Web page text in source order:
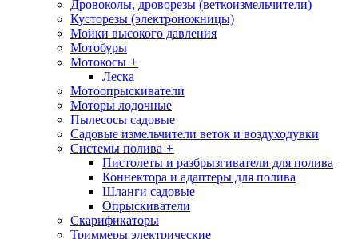
Дровоколы, дроворезы (веткоизмельчители)
Кусторезы (электроножницы)
Мойки высокого давления
Мотобуры
Мотокосы +
Леска
Мотоопрыскиватели
Моторы лодочные
Пылесосы садовые
Садовые измельчители веток и воздуходувки
Системы полива +
Пистолеты и разбрызгиватели для полива
Коннектора и адаптеры для полива
Шланги садовые
Опрыскиватели
Скарификаторы
Триммеры электрические